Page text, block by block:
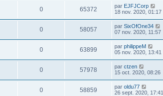
0 65372 par EJFJCorp
18 nov. 2020, 01:17
0 58057 par SixOfOne34
07 nov. 2020, 11:57
0 63899 par philippeM
05 nov. 2020, 13:41
0 57978 par ctzen
15 oct. 2020, 08:26
0 58859 par oldu77
26 sept. 2020, 17:41